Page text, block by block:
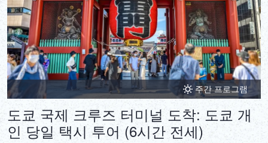
주간 프로그램
도쿄 국제 크루즈 터미널 도착: 도쿄 개
인 당일 택시 투어 (6시간 전세)